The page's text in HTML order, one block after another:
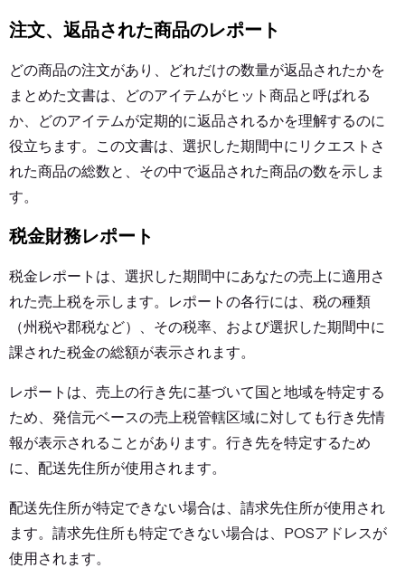
注文、返品された商品のレポート
どの商品の注文があり、どれだけの数量が返品されたかを
まとめた文書は、どのアイテムがヒット商品と呼ばれる
か、どのアイテムが定期的に返品されるかを理解するのに
役立ちます。この文書は、選択した期間中にリクエストさ
れた商品の総数と、その中で返品された商品の数を示しま
す。
税金財務レポート
税金レポートは、選択した期間中にあなたの売上に適用さ
れた売上税を示します。レポートの各行には、税の種類
（州税や郡税など）、その税率、および選択した期間中に
課された税金の総額が表示されます。
レポートは、売上の行き先に基づいて国と地域を特定する
ため、発信元ベースの売上税管轄区域に対しても行き先情
報が表示されることがあります。行き先を特定するため
に、配送先住所が使用されます。
配送先住所が特定できない場合は、請求先住所が使用され
ます。請求先住所も特定できない場合は、POSアドレスが
使用されます。